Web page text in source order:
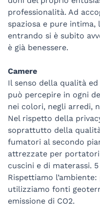
professionalità. Ad
spaziosa e pure intima,
entrando si è subito
è già benessere.
Camere
Il senso della qualità
può percepire in ogni
nei colori, negli arredi,
Nel rispetto della
soprattutto della
fumatori al secondo
attrezzate per
cuscini e di materassi.
Rispettiamo
utilizziamo fonti
emissione di CO2.